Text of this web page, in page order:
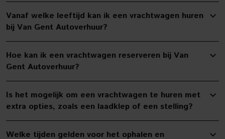
Vanaf welke leeftijd kan ik een vrachtwagen huren
bij Van Gent Autoverhuur?
Hoe kan ik een vrachtwagen reserveren bij Van
Gent Autoverhuur?
Is het mogelijk om een vrachtwagen te huren met
extra opties, zoals een laadklep of een stelling?
Welke tijden gelden voor het ophalen en